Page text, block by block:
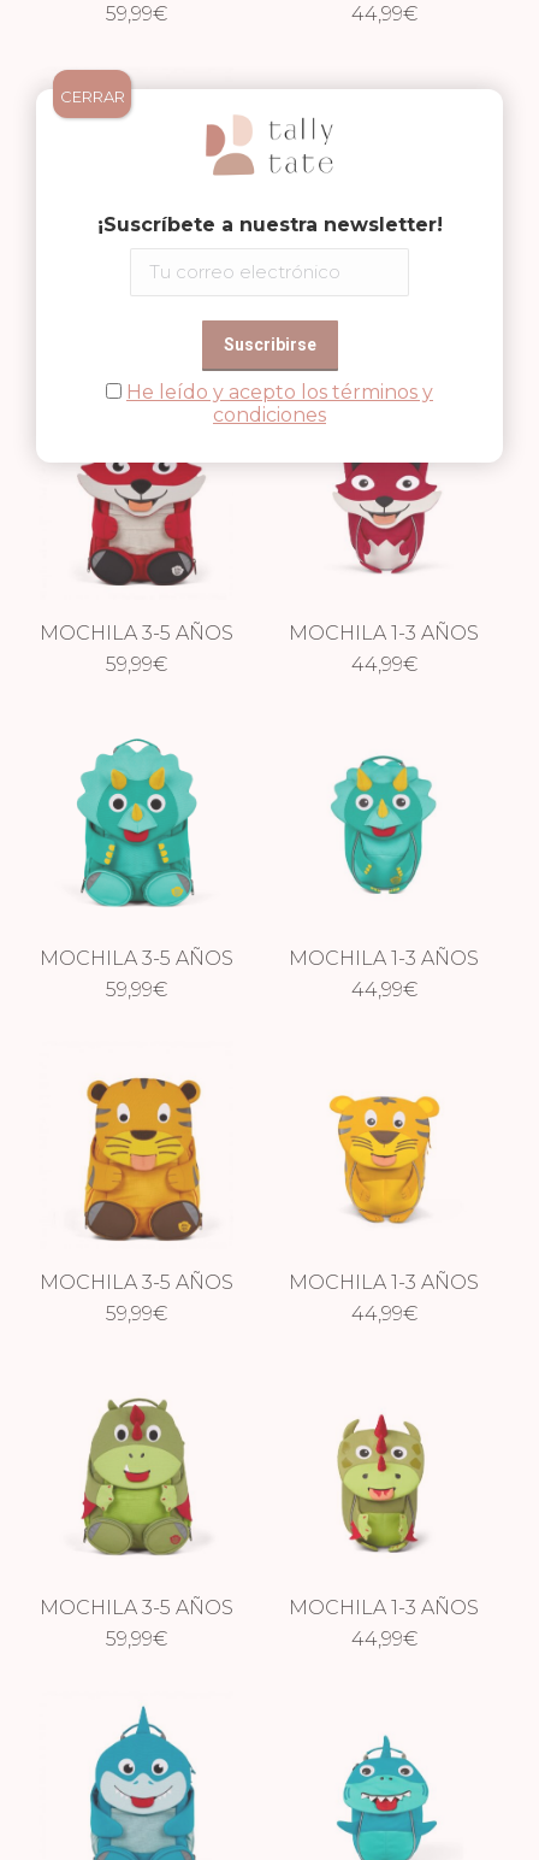
TORTUGA
59,99€ TORTUGA
44,99€
MOCHILA 3-5 AÑOS
ZORRO
59,99€
MOCHILA 1-3 AÑOS
ZORRO
44,99€
MOCHILA 3-5 AÑOS
DINOSAURIO
59,99€
MOCHILA 1-3 AÑOS
DINOSAURIO
44,99€
MOCHILA 3-5 AÑOS
TIGRE
59,99€
MOCHILA 1-3 AÑOS
TIGRE
44,99€
MOCHILA 3-5 AÑOS
DRAGÓN
59,99€
MOCHILA 1-3 AÑOS
DRAGÓN
44,99€
¡Suscríbete a nuestra newsletter!
He leído y acepto los términos y
condiciones
CERRAR